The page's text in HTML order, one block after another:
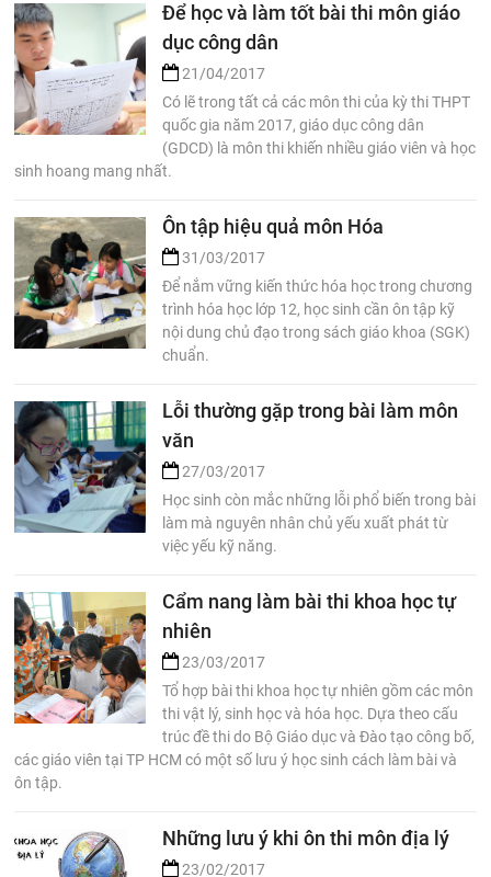
Để học và làm tốt bài thi môn giáo
dục công dân
21/04/2017
Có lẽ trong tất cả các môn thi của kỳ thi THPT
quốc gia năm 2017, giáo dục công dân
(GDCD) là môn thi khiến nhiều giáo viên và học
sinh hoang mang nhất.
Ôn tập hiệu quả môn Hóa
31/03/2017
Để nắm vững kiến thức hóa học trong chương
trình hóa học lớp 12, học sinh cần ôn tập kỹ
nội dung chủ đạo trong sách giáo khoa (SGK)
chuẩn.
Lỗi thường gặp trong bài làm môn
văn
27/03/2017
Học sinh còn mắc những lỗi phổ biến trong bài
làm mà nguyên nhân chủ yếu xuất phát từ
việc yếu kỹ năng.
Cẩm nang làm bài thi khoa học tự
nhiên
23/03/2017
Tổ hợp bài thi khoa học tự nhiên gồm các môn
thi vật lý, sinh học và hóa học. Dựa theo cấu
trúc đề thi do Bộ Giáo dục và Đào tạo công bố,
các giáo viên tại TP HCM có một số lưu ý học sinh cách làm bài và
ôn tập.
Những lưu ý khi ôn thi môn địa lý
23/02/2017